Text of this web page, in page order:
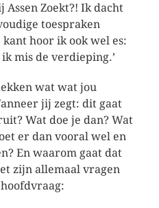
Assen Zoekt?! Ik dacht
toespraken
hoor ik ook wel es:
ik mis de verdieping.’
wat wat jou
jij zegt: dit gaat
Wat doe je dan? Wat
er dan vooral wel en
En waarom gaat dat
zijn allemaal vragen